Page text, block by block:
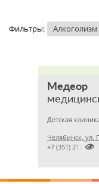
Фильтры: Алкоголизм
Медеор
Челябинск, ул.

+7 (351) 2172376